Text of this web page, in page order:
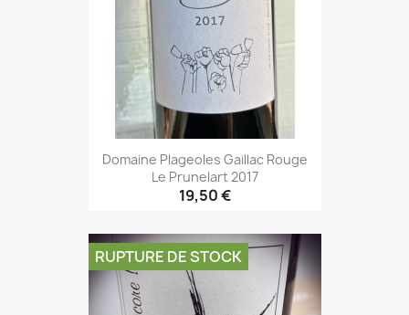
Domaine Plageoles Gaillac Rouge
Le Prunelart 2017
19,50 €
RUPTURE DE STOCK